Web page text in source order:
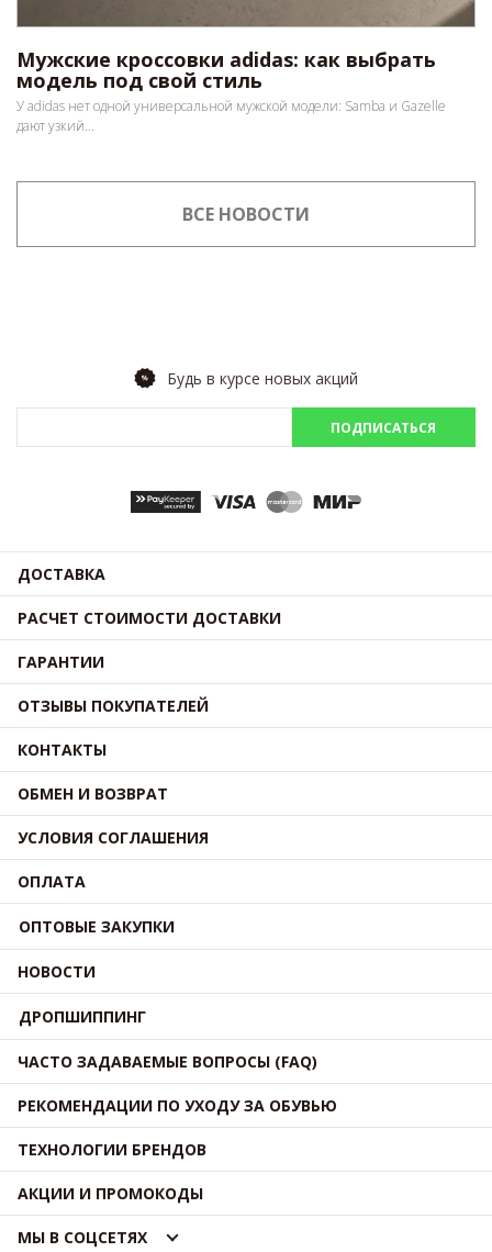
Мужские кроссовки adidas: как выбрать
модель под свой стиль
У adidas нет одной универсальной мужской модели: Samba и Gazelle
дают узкий...
ВСЕ НОВОСТИ
Будь в курсе новых акций
ПОДПИСАТЬСЯ
ДОСТАВКА
РАСЧЕТ СТОИМОСТИ ДОСТАВКИ
ГАРАНТИИ
ОТЗЫВЫ ПОКУПАТЕЛЕЙ
КОНТАКТЫ
ОБМЕН И ВОЗВРАТ
УСЛОВИЯ СОГЛАШЕНИЯ
ОПЛАТА
ОПТОВЫЕ ЗАКУПКИ
НОВОСТИ
ДРОПШИППИНГ
ЧАСТО ЗАДАВАЕМЫЕ ВОПРОСЫ (FAQ)
РЕКОМЕНДАЦИИ ПО УХОДУ ЗА ОБУВЬЮ
ТЕХНОЛОГИИ БРЕНДОВ
АКЦИИ И ПРОМОКОДЫ
МЫ В СОЦСЕТЯХ